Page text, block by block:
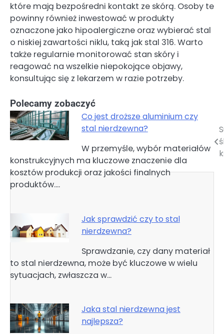
które mają bezpośredni kontakt ze skórą. Osoby te
powinny również inwestować w produkty
oznaczone jako hipoalergiczne oraz wybierać stal
o niskiej zawartości niklu, taką jak stal 316. Warto
także regularnie monitorować stan skóry i
reagować na wszelkie niepokojące objawy,
konsultując się z lekarzem w razie potrzeby.
Polecamy zobaczyć
Co jest droższe aluminium czy
stal nierdzewna?
W przemyśle, wybór materiałów
konstrukcyjnych ma kluczowe znaczenie dla
kosztów produkcji oraz jakości finalnych
produktów.…
Jak sprawdzić czy to stal
nierdzewna?
Sprawdzanie, czy dany materiał
to stal nierdzewna, może być kluczowe w wielu
sytuacjach, zwłaszcza w…
Jaka stal nierdzewna jest
najlepsza?
Nawigacja